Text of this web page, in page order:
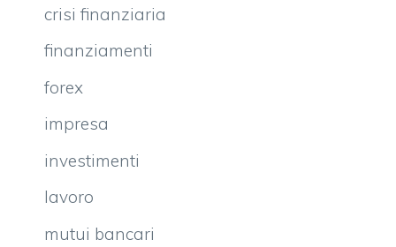
crisi finanziaria
finanziamenti
forex
impresa
investimenti
lavoro
mutui bancari